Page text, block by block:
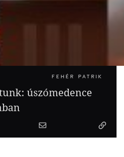
FEHÉR PATRIK
úszómedence